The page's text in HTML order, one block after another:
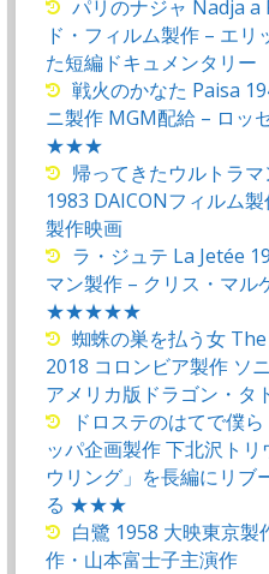
パリのナジャ Nadja a
ド・フィルム製作 – エ
た短編ドキュメンタリー
戦火のかなた Paisa
ニ製作 MGM配給 – ロッ
★★★
帰ってきたウルトラ
1983 DAICONフィルム
製作映画
ラ・ジュテ La Jetée
マン製作 – クリス・マル
★★★★★
蜘蛛の巣を払う女
2018 コロンビア製作 ソ
アメリカ版ドラゴン・タ
ドロステのはてで僕
ッパ企画製作 下北沢ト
ウリング」を長編にリブ
る ★★★
白鷺 1958 大映東京製
作・山本富士子主演作